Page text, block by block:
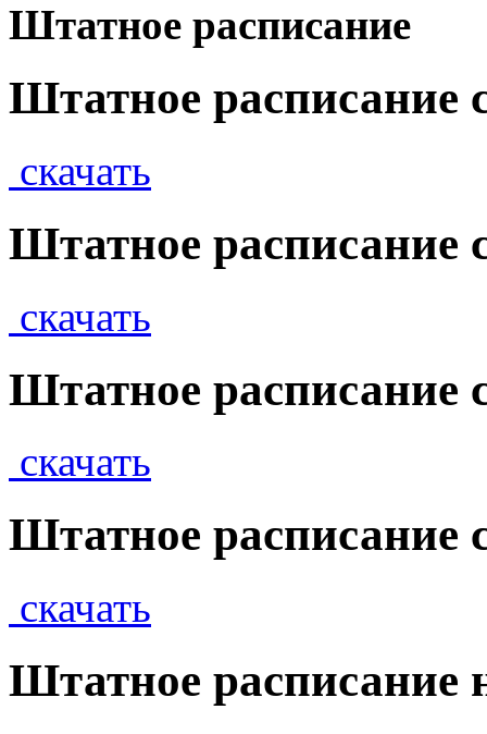
Штатное расписание
Штатное расписание
скачать
Штатное расписание
скачать
Штатное расписание
скачать
Штатное расписание
скачать
Штатное расписание